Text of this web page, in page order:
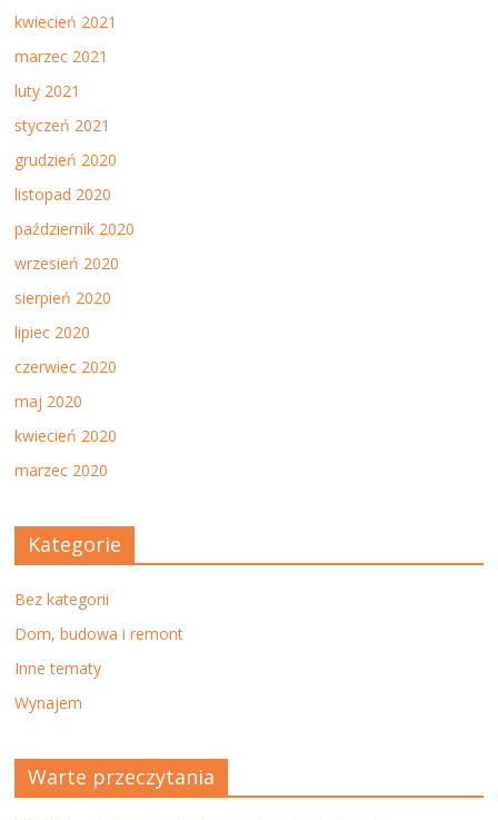
kwiecień 2021
marzec 2021
luty 2021
styczeń 2021
grudzień 2020
listopad 2020
październik 2020
wrzesień 2020
sierpień 2020
lipiec 2020
czerwiec 2020
maj 2020
kwiecień 2020
marzec 2020
Kategorie
Bez kategorii
Dom, budowa i remont
Inne tematy
Wynajem
Warte przeczytania